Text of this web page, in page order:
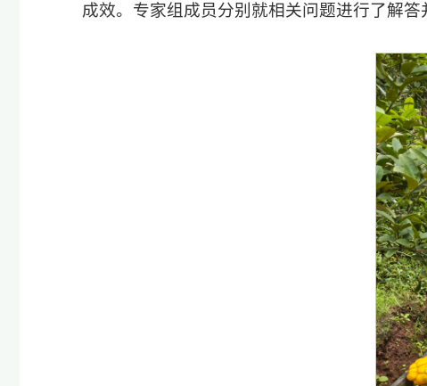
成效。专家组成员分别就相关问题进行了解答